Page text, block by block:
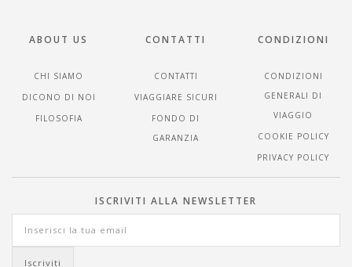
ABOUT US
CHI SIAMO
DICONO DI NOI
FILOSOFIA
CONTATTI
CONTATTI
VIAGGIARE SICURI
FONDO DI
GARANZIA
CONDIZIONI
CONDIZIONI
GENERALI DI
VIAGGIO
COOKIE POLICY
PRIVACY POLICY
ISCRIVITI ALLA NEWSLETTER